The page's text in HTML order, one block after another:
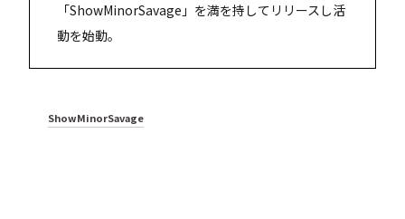
「ShowMinorSavage」を満を持してリリースし活
動を始動。
ShowMinorSavage